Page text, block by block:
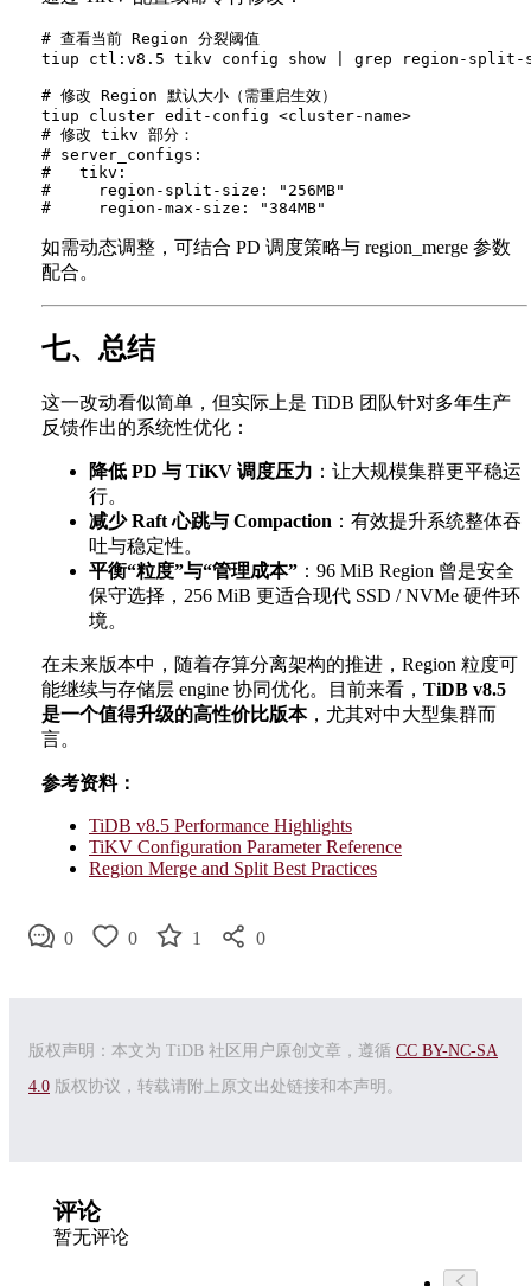
# 查看当前 Region 分裂阈值
tiup ctl:v8.5 tikv config show | grep region-split-
# 修改 Region 默认大小（需重启生效）
tiup cluster edit-config <cluster-name>
# 修改 tikv 部分：
# server_configs:
#   tikv:
#     region-split-size: "256MB"
如需动态调整，可结合 PD 调度策略与 region_merge 参数
配合。
七、总结
这一改动看似简单，但实际上是 TiDB 团队针对多年生产
反馈作出的系统性优化：
降低 PD 与 TiKV 调度压力 ：让大规模集群更平稳运
行。
减少 Raft 心跳与 Compaction ：有效提升系统整体吞
吐与稳定性。
平衡“粒度”与“管理成本” ：96 MiB Region 曾是安全
保守选择，256 MiB 更适合现代 SSD / NVMe 硬件环
境。
在未来版本中，随着存算分离架构的推进，Region 粒度可
能继续与存储层 engine 协同优化。目前来看， TiDB v8.5
是一个值得升级的高性价比版本，尤其对中大型集群而
言。
参考资料：
TiDB v8.5 Performance Highlights
TiKV Configuration Parameter Reference
Region Merge and Split Best Practices
0 0 1 0
版权声明：本文为 TiDB 社区用户原创文章，遵循 CC BY-NC-SA
4.0 版权协议，转载请附上原文出处链接和本声明。
评论
暂无评论